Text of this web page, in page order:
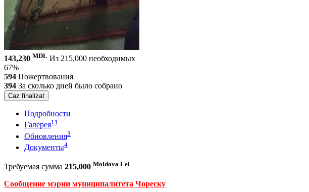
143,230 MDL Из 215,000 необходимых
67%
594 Пожертвования
394 За сколько дней было собрано
Caz finalizat
Подробности
Галерея11
Обновления3
Документы4
Требуемая сумма 215,000 Moldova Lei
Сообщение мэрии муниципалитета Чореску